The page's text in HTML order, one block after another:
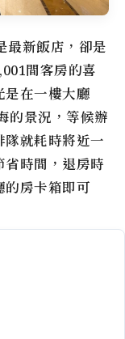
最新飯店，卻是
間客房的喜
是在一樓大廳
的景況，等候辦
就耗時將近一
時間，退房時
的房卡箱即可